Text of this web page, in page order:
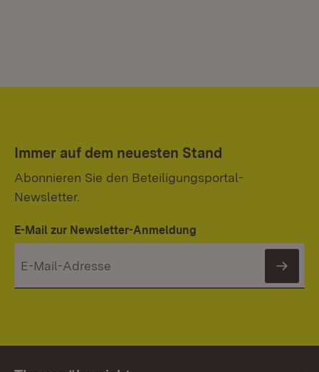
Immer auf dem neuesten Stand
Abonnieren Sie den Beteiligungsportal-
Newsletter.
E-Mail zur Newsletter-Anmeldung